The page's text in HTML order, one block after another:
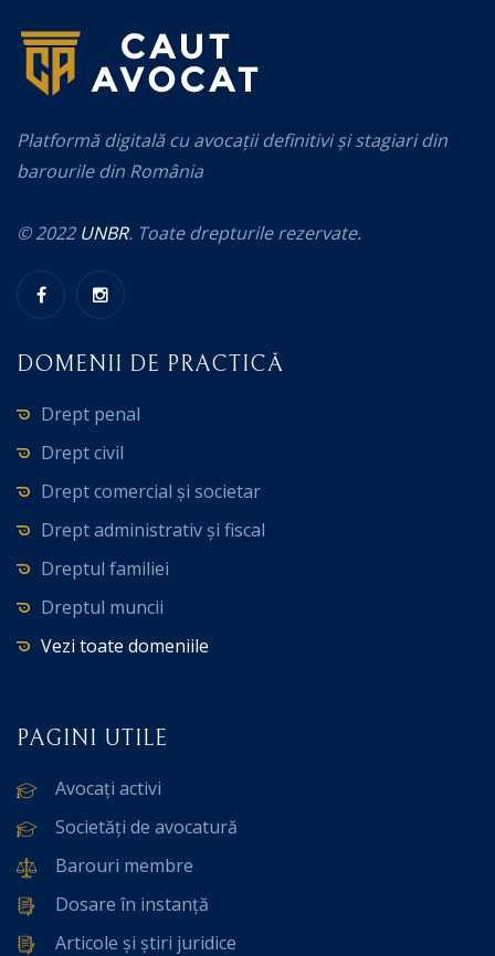
Platformă digitală cu avocații definitivi și stagiari din
barourile din România
© 2022 UNBR. Toate drepturile rezervate.
DOMENII DE PRACTICĂ
Drept penal
Drept civil
Drept comercial și societar
Drept administrativ și fiscal
Dreptul familiei
Dreptul muncii
Vezi toate domeniile
PAGINI UTILE
Avocați activi
Societăți de avocatură
Barouri membre
Dosare în instanță
Articole și știri juridice